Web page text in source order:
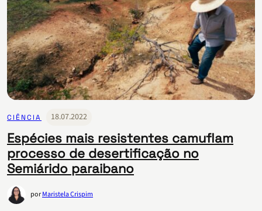
CIÊNCIA 18.07.2022
Espécies mais resistentes camuflam
processo de desertificação no
Semiárido paraibano
porMaristela Crispim